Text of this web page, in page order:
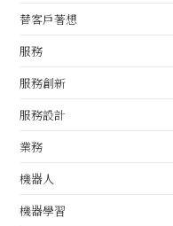
替客戶著想
服務
服務創新
服務設計
業務
機器人
機器學習